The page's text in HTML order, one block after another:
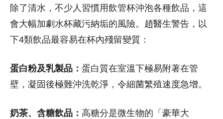
除了清水，不少人習慣用飲管杯沖泡各種飲品，這
會大幅加劇水杯藏污納垢的風險。趙醫生警告，以
下4類飲品最容易在杯內殘留變質：
蛋白粉及乳製品： 蛋白質在室溫下極易附著在管
壁，凝固後極難沖洗乾淨，令細菌繁殖速度急增。
奶茶、含糖飲品： 高糖分是微生物的「豪華大